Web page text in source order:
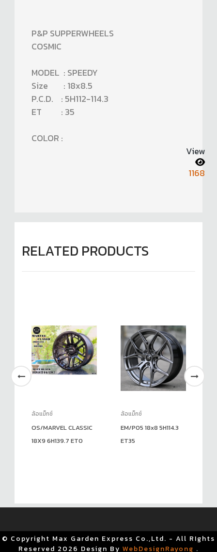
P&P SUPPERWHEELS
COSMIC
MODEL : SPEEDY
Size : 18x8.5
P.C.D. : 5H112-114.3
ET : 35
COLOR :
View
1168
RELATED PRODUCTS
ล้อแม็กซ์
OS/MARVEL CLASSIC
18X9 6H139.7 ET0
ล้อแม็กซ์
EM/P05 18x8 5H114.3
ET35
© Copyright Max Garden Express Co.,Ltd. - All RIghts
Reserved 2026 Design By WebDesignRayong .